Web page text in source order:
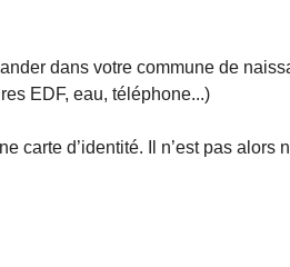
dans votre commune de
EDF, eau, téléphone...)
carte d’identité. Il n’est pas alors